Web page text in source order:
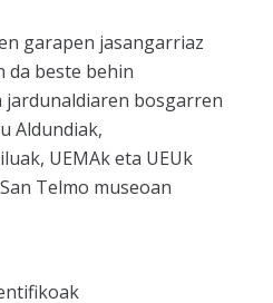
garapen jasangarriaz
da beste behin
jardunaldiaren bosgarren
Aldundiak,
UEMAk eta UEUk
Telmo museoan